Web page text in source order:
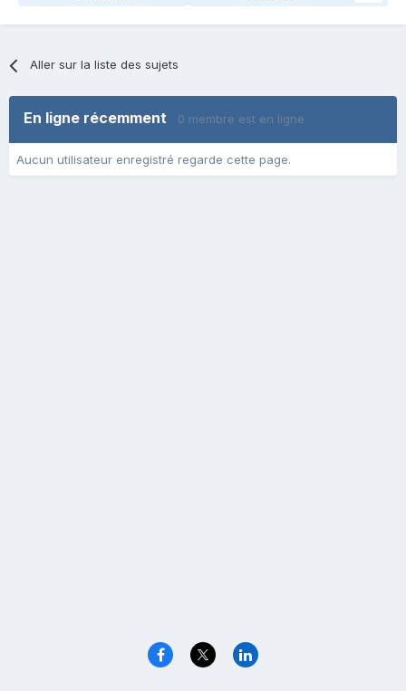
Aller sur la liste des sujets
En ligne récemment 0 membre est en ligne
Aucun utilisateur enregistré regarde cette page.